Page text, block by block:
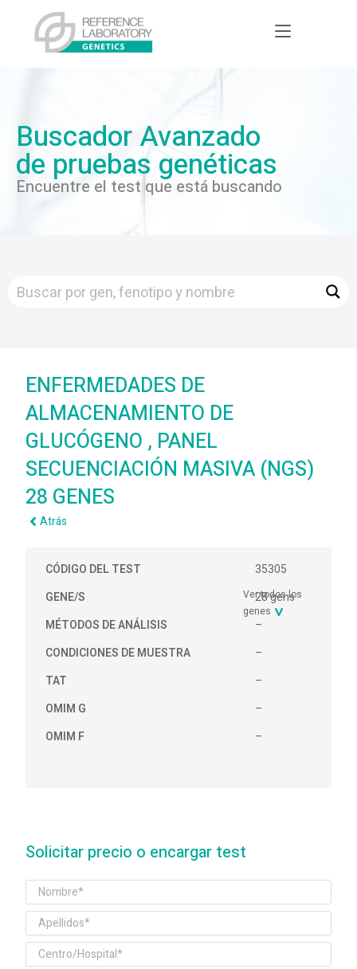
Buscador Avanzado
de pruebas genéticas
Encuentre el test que está buscando
ENFERMEDADES DE
ALMACENAMIENTO DE
GLUCÓGENO , PANEL
SECUENCIACIÓN MASIVA (NGS)
28 GENES
Atrás
CÓDIGO DEL TEST
35305
GENE/S
Ver todos los
genes
28 gens
MÉTODOS DE ANÁLISIS
–
CONDICIONES DE MUESTRA
–
TAT
–
OMIM G
–
OMIM F
–
Solicitar precio o encargar test